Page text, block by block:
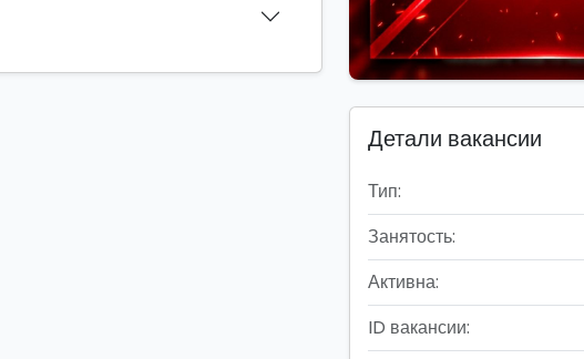
Детали вакансии
Тип:
Занятость:
Активна:
ID вакансии: